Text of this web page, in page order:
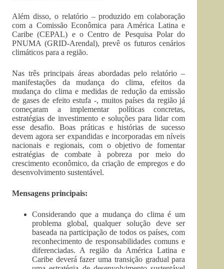
Além disso, o relatório – produzido em colaboração
com a Comissão Econômica para América Latina e
Caribe (CEPAL) e o Centro de Pesquisa Polar do
PNUMA (GRID-Arendal), prevê os futuros cenários
climáticos para a região.
Nas três principais áreas abordadas pelo relatório –
manifestações da mudança do clima, efeitos da
mudança do clima e medidas de redução da emissão
de gases de efeito estufa -, muitos países da região já
começaram a implementar políticas concretas,
estratégias de investimento e soluções para lidar com
esse desafio. Boas práticas e histórias de sucesso
devem agora ser expandidas e incorporadas em níveis
nacionais e regionais, com o objetivo de fomentar
estratégias de combate à pobreza por meio do
crescimento econômico, da criação de empregos e do
desenvolvimento sustentável.
Mensagens principais:
Considerando que a mudança do clima é um
problema global, qualquer solução deve ser
baseada na participação de todos os países, com
reconhecimento de responsabilidades comuns e
diferenciadas. A região da América Latina e
Caribe deverá fazer uma transição gradual para